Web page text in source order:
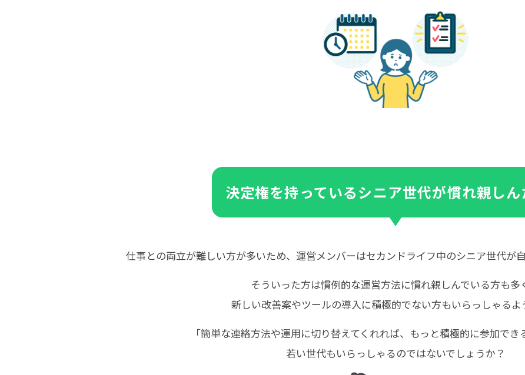
決定権を持っているシニア世代が慣れ親しん
仕事との両立が難しい方が多いため、運営メンバーはセカンドライフ中のシニア世代が
そういった方は慣例的な運営方法に慣れ親しんでいる方も多
新しい改善案やツールの導入に積極的でない方もいらっしゃるよ
「簡単な連絡方法や運用に切り替えてくれれば、もっと積極的に参加で
若い世代もいらっしゃるのではないでしょうか？